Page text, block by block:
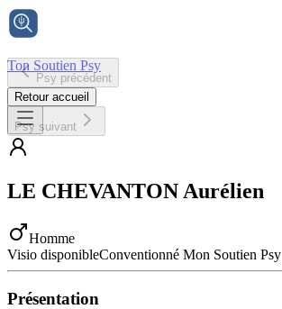
Ton Soutien Psy
Accueil
Psy précédent
Retour accueil
Psy suivant
LE CHEVANTON Aurélien
Homme
Visio disponibleConventionné Mon Soutien Psy
Présentation